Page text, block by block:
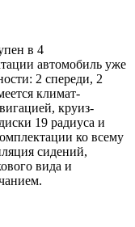
в 4
автомобиль уже
2 спереди, 2
климат-
круиз-
19 радиуса и
ко всему
сидений,
вида и